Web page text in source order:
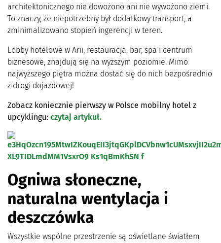
architektonicznego nie dowożono ani nie wywożono ziemi.
To znaczy, że niepotrzebny był dodatkowy transport, a
zminimalizowano stopień ingerencji w teren.
Lobby hotelowe w Arii, restauracja, bar, spa i centrum
biznesowe, znajdują się na wyższym poziomie. Mimo
najwyższego piętra można dostać się do nich bezpośrednio
z drogi dojazdowej!
Zobacz koniecznie pierwszy w Polsce mobilny hotel z
upcyklingu: czytaj artykuł.
Ogniwa słoneczne,
naturalna wentylacja i
deszczówka
Wszystkie wspólne przestrzenie są oświetlane światłem